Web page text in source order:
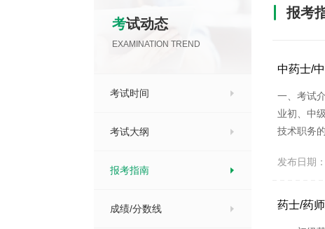
考试动态
EXAMINATION TREND
考试时间
考试大纲
报考指南
成绩/分数线
报考
中药士/
一、考试
业初、中
技术职务
目设置：
发布日期
药士/药